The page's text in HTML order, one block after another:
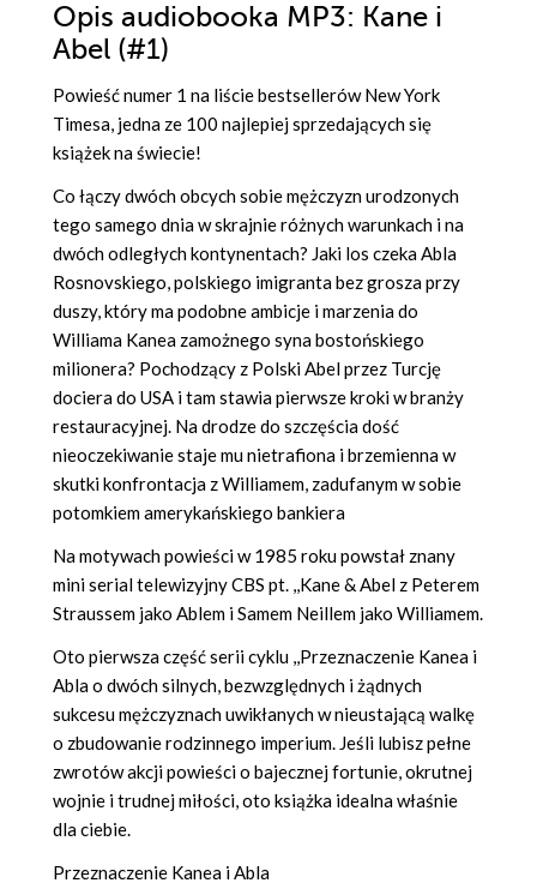
Opis audiobooka MP3: Kane i
Abel (#1)
Powieść numer 1 na liście bestsellerów New York
Timesa, jedna ze 100 najlepiej sprzedających się
książek na świecie!
Co łączy dwóch obcych sobie mężczyzn urodzonych
tego samego dnia w skrajnie różnych warunkach i na
dwóch odległych kontynentach? Jaki los czeka Abla
Rosnovskiego, polskiego imigranta bez grosza przy
duszy, który ma podobne ambicje i marzenia do
Williama Kanea zamożnego syna bostońskiego
milionera? Pochodzący z Polski Abel przez Turcję
dociera do USA i tam stawia pierwsze kroki w branży
restauracyjnej. Na drodze do szczęścia dość
nieoczekiwanie staje mu nietrafiona i brzemienna w
skutki konfrontacja z Williamem, zadufanym w sobie
potomkiem amerykańskiego bankiera
Na motywach powieści w 1985 roku powstał znany
mini serial telewizyjny CBS pt. ,,Kane & Abel z Peterem
Straussem jako Ablem i Samem Neillem jako Williamem.
Oto pierwsza część serii cyklu ,,Przeznaczenie Kanea i
Abla o dwóch silnych, bezwzględnych i żądnych
sukcesu mężczyznach uwikłanych w nieustającą walkę
o zbudowanie rodzinnego imperium. Jeśli lubisz pełne
zwrotów akcji powieści o bajecznej fortunie, okrutnej
wojnie i trudnej miłości, oto książka idealna właśnie
dla ciebie.
Przeznaczenie Kanea i Abla